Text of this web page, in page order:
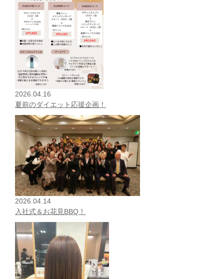
2026.04.16
夏前のダイエット応援企画！
2026.04.14
入社式＆お花見BBQ！